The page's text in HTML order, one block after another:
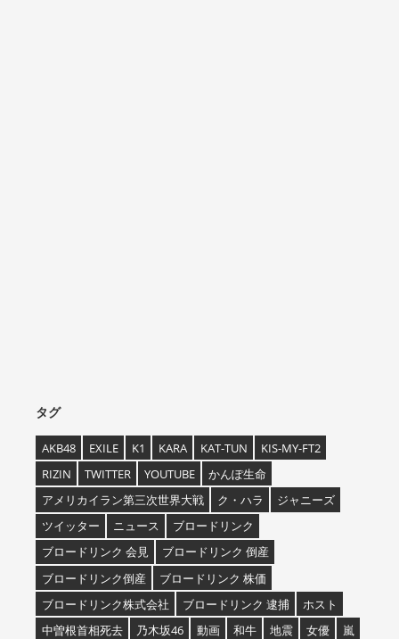
タグ
AKB48 EXILE K1 KARA KAT-TUN
KIS-MY-FT2
RIZIN
TWITTER YOUTUBE
かんぽ生命
アメリカイラン第三次世界大戦
ク・ハラ
ジャニーズ
ツイッター
ニュース
ブロードリンク
ブロードリンク 会見
ブロードリンク 倒産
ブロードリンク倒産
ブロードリンク 株価
ブロードリンク株式会社
ブロードリンク 逮捕
ホスト
中曽根首相死去
乃木坂46 動画 和牛 地震 女優
嵐